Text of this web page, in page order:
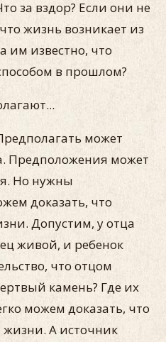
за вздор? Если они не
жизнь возникает из
им известно, что
в прошлом?
может
Предположения может
я. Но нужны
доказать, что
Допустим, у отца
живой, и ребенок
что отцом
камень? Где их
можем доказать, что
жизни. А источник